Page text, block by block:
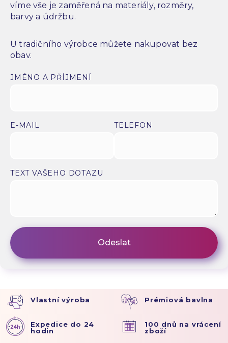
víme vše je zaměřená na materiály, rozměry,
barvy a údržbu.
U tradičního výrobce můžete nakupovat bez
obav.
JMÉNO A PŘÍJMENÍ
E-MAIL TELEFON
TEXT VAŠEHO DOTAZU
Vlastní výroba Prémiová bavlna
Expedice do 24
hodin
100 dnů na vrácení
zboží